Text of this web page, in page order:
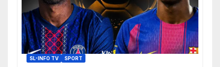
SL-INFO TV SPORT